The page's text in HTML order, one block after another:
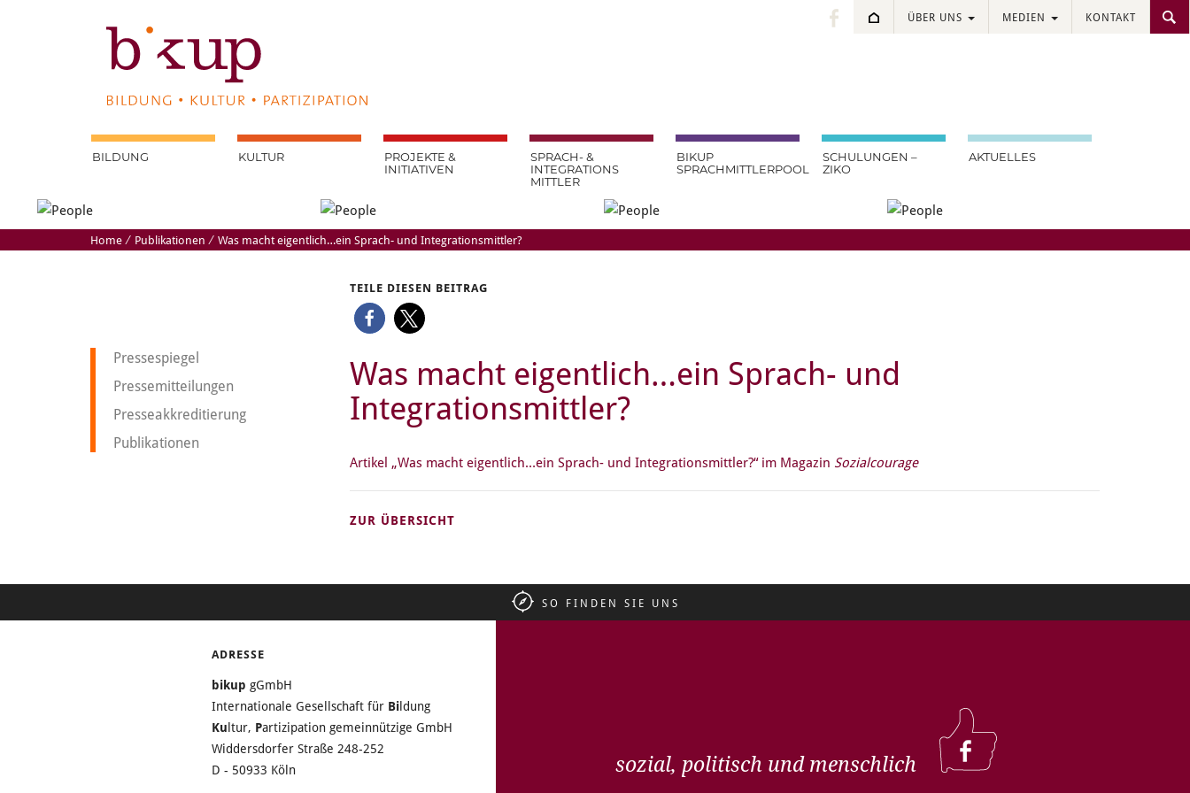
ÜBER UNS MEDIEN KONTAKT
BILDUNG KULTUR
PROJEKTE &
INITIATIVEN
SPRACH- &
INTEGRATIONS
MITTLER
BIKUP
SPRACHMITTLERPOOL
SCHULUNGEN –
ZIKO
AKTUELLES
Home⁄ Publikationen ⁄ Was macht eigentlich…ein Sprach- und Integrationsmittler?
Pressespiegel
Pressemitteilungen
Presseakkreditierung
Publikationen
TEILE DIESEN BEITRAG
Was macht eigentlich…ein Sprach- und
Integrationsmittler?
Artikel „Was macht eigentlich…ein Sprach- und Integrationsmittler?“ im Magazin Sozialcourage
ZUR ÜBERSICHT
SO FINDEN SIE UNS
ADRESSE
bikup gGmbH
Internationale Gesellschaft für Bildung
Kultur, Partizipation gemeinnützige GmbH
Widdersdorfer Straße 248-252
D - 50933 Köln
sozial, politisch und menschlich